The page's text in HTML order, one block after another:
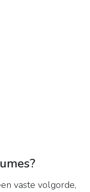
vaste volgorde,